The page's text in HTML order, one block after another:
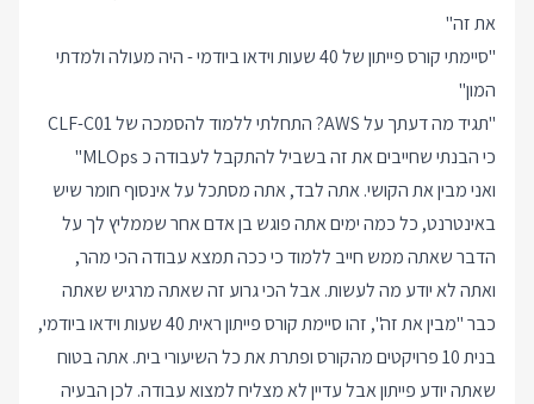
את זה"
"סיימתי קורס פייתון של 40 שעות וידאו ביודמי - היה מעולה ולמדתי
המון"
"תגיד מה דעתך על AWS? התחלתי ללמוד להסמכה של CLF-C01
כי הבנתי שחייבים את זה בשביל להתקבל לעבודה כ MLOps"
ואני מבין את הקושי. אתה לבד, אתה מסתכל על אינסוף חומר שיש
באינטרנט, כל כמה ימים אתה פוגש בן אדם אחר שממליץ לך על
הדבר שאתה ממש חייב ללמוד כי ככה תמצא עבודה הכי מהר,
ואתה לא יודע מה לעשות. אבל הכי גרוע זה שאתה מרגיש שאתה
כבר "מבין את זה", זהו סיימת קורס פייתון ראית 40 שעות וידאו ביודמי,
בנית 10 פרויקטים מהקורס ופתרת את כל השיעורי בית. אתה בטוח
שאתה יודע פייתון אבל עדיין לא מצליח למצוא עבודה. לכן הבעיה